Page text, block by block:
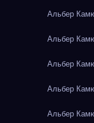
Альбер
Альбер
Альбер
Альбер
Альбер